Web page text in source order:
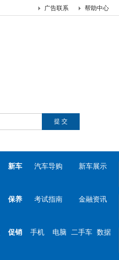
帮助中心
广告联系
新车 汽车导购 新车展示
保养 考试指南 金融资讯
促销 手机 电脑 二手车 数据